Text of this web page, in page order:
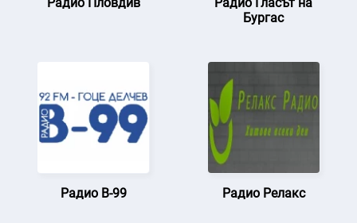
Бургас
Радио В-99 Радио Релакс